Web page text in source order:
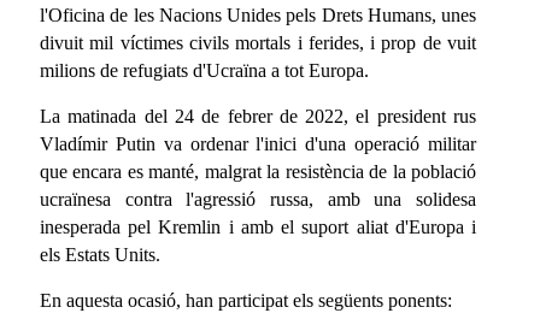
l'Oficina de les Nacions Unides pels Drets Humans, unes
divuit mil víctimes civils mortals i ferides, i prop de vuit
milions de refugiats d'Ucraïna a tot Europa.
La matinada del 24 de febrer de 2022, el president rus
Vladímir Putin va ordenar l'inici d'una operació militar
que encara es manté, malgrat la resistència de la població
ucraïnesa contra l'agressió russa, amb una solidesa
inesperada pel Kremlin i amb el suport aliat d'Europa i
els Estats Units.
En aquesta ocasió, han participat els següents ponents: